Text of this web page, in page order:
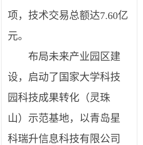
项，技术交易总额达7.60亿
元。
布局未来产业园区建
设，启动了国家大学科技
园科技成果转化（灵珠
山）示范基地，以青岛星
科瑞升信息科技有限公司